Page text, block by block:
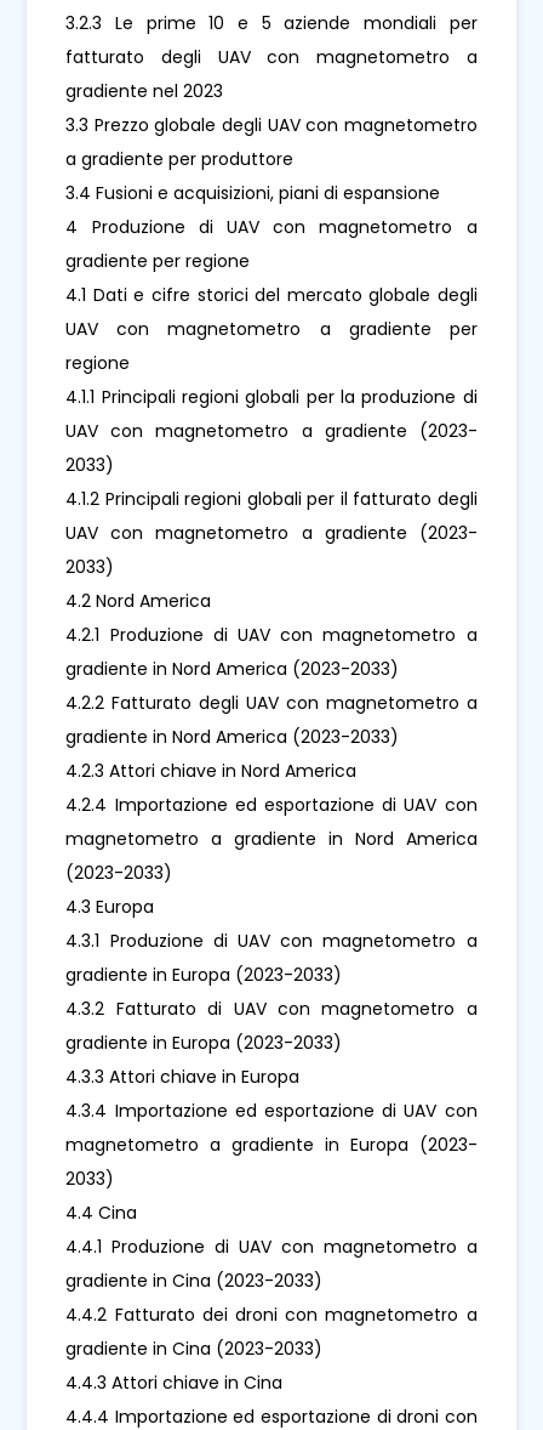
3.2.3 Le prime 10 e 5 aziende mondiali per
fatturato degli UAV con magnetometro a
gradiente nel 2023
3.3 Prezzo globale degli UAV con magnetometro
a gradiente per produttore
3.4 Fusioni e acquisizioni, piani di espansione
4 Produzione di UAV con magnetometro a
gradiente per regione
4.1 Dati e cifre storici del mercato globale degli
UAV con magnetometro a gradiente per
regione
4.1.1 Principali regioni globali per la produzione di
UAV con magnetometro a gradiente (2023-
2033)
4.1.2 Principali regioni globali per il fatturato degli
UAV con magnetometro a gradiente (2023-
2033)
4.2 Nord America
4.2.1 Produzione di UAV con magnetometro a
gradiente in Nord America (2023-2033)
4.2.2 Fatturato degli UAV con magnetometro a
gradiente in Nord America (2023-2033)
4.2.3 Attori chiave in Nord America
4.2.4 Importazione ed esportazione di UAV con
magnetometro a gradiente in Nord America
(2023-2033)
4.3 Europa
4.3.1 Produzione di UAV con magnetometro a
gradiente in Europa (2023-2033)
4.3.2 Fatturato di UAV con magnetometro a
gradiente in Europa (2023-2033)
4.3.3 Attori chiave in Europa
4.3.4 Importazione ed esportazione di UAV con
magnetometro a gradiente in Europa (2023-
2033)
4.4 Cina
4.4.1 Produzione di UAV con magnetometro a
gradiente in Cina (2023-2033)
4.4.2 Fatturato dei droni con magnetometro a
gradiente in Cina (2023-2033)
4.4.3 Attori chiave in Cina
4.4.4 Importazione ed esportazione di droni con